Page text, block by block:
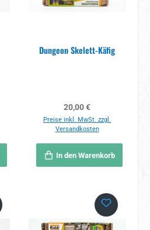
Dungeon Skelett-Käfig
Regulärer Preis:
20,00 €
Preise inkl. MwSt. zzgl.
Versandkosten
In den Warenkorb